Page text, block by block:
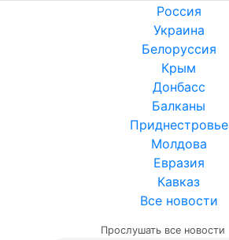
Россия
Украина
Белоруссия
Крым
Донбасс
Балканы
Приднестровье
Молдова
Евразия
Кавказ
Все новости
Прослушать все новости